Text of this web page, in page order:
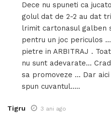
Dece nu spuneti ca
golul dat de 2-2 au dat
lrimit cartonasul galben
pentru un joc periculos
pietre in ARBITRAJ .
nu sunt adevarate…
sa promoveze … Dar
spun cuvantul…..
Tigru 3 ani ago